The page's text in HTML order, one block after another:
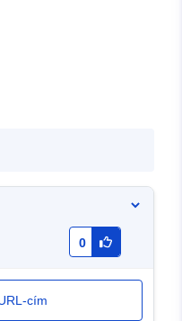
0
cím